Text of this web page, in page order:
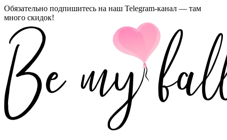
Обязательно подпишитесь на наш Telegram-канал — там
много скидок!